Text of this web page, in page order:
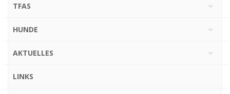
TFAS
HUNDE
AKTUELLES
LINKS